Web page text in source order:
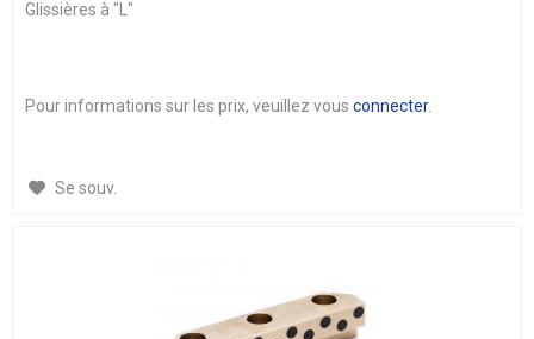
Glissières à "L"
Pour informations sur les prix, veuillez vousconnecter.
Se souv.